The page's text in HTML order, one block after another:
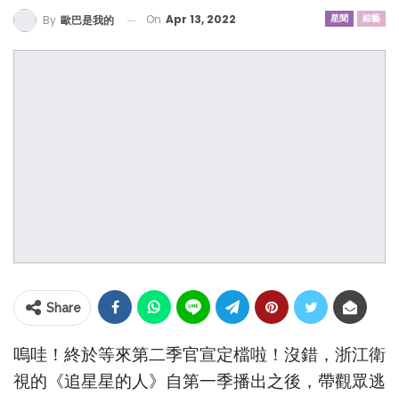
星聞 綜藝
By 歐巴是我的 On Apr 13, 2022
Share
嗚哇！終於等來第二季官宣定檔啦！沒錯，浙江衛
視的《追星星的人》自第一季播出之後，帶觀眾逃